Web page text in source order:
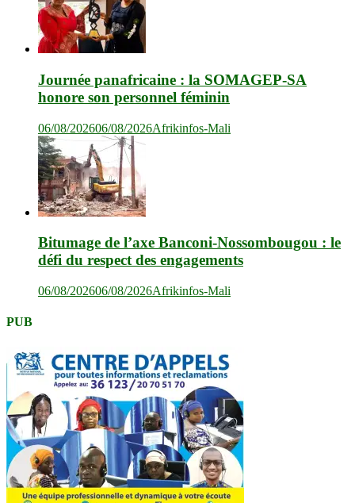
Journée panafricaine : la SOMAGEP-SA
honore son personnel féminin
06/08/202606/08/2026Afrikinfos-Mali
Bitumage de l’axe Banconi-Nossombougou : le
défi du respect des engagements
06/08/202606/08/2026Afrikinfos-Mali
PUB